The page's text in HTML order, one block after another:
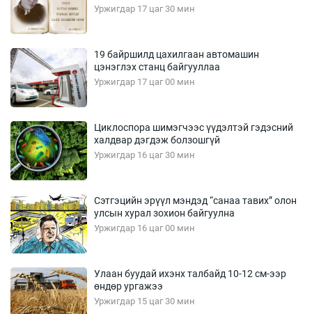
Уржигдар 17 цаг 30 мин
19 байршилд цахилгаан автомашин
цэнэглэх станц байгууллаа
Уржигдар 17 цаг 00 мин
Циклоспора шимэгчээс үүдэлтэй гэдэсний
халдвар дэгдэж болзошгүй
Уржигдар 16 цаг 30 мин
Сэтгэцийн эрүүл мэндэд “санаа тавих” олон
улсын хурал зохион байгуулна
Уржигдар 16 цаг 00 мин
Улаан буудай ихэнх талбайд 10-12 см-ээр
өндөр ургажээ
Уржигдар 15 цаг 30 мин